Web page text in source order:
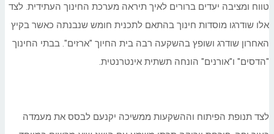
טווח ומציבה יעדים ברורים לאיך תיראה מערכת החינוך העתידית. לצד
אלו שודרגו מוסדות חינוך בהתאם לתכנית חומש שנבנתה כאשר בקיץ
האחרון שודרג ושופץ בהשקעה רבה בית החיוך "ארזים". בבתי החינוך
"הדסים" ו"אורנים" הונחה תשתית אינטרנטית.
לצד תנופת הפיתוח וההשקעות ממשיכה יקנעם לבסס את מעמדה